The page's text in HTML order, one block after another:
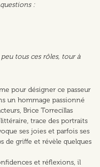
:
tous ces rôles, tour à
pour désigner ce passeur
un hommage passionné
Brice Torrecillas
trace des portraits
ses joies et parfois ses
de griffe et révèle quelques
et réflexions, il